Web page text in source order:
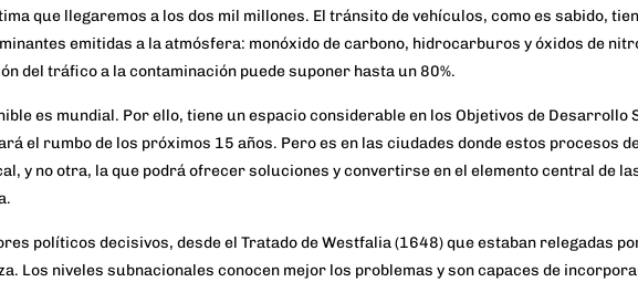
que llegaremos a los dos mil millones. El tránsito de vehículos, como es sabido,
emitidas a la atmósfera: monóxido de carbono, hidrocarburos y óxidos de
del tráfico a la contaminación puede suponer hasta un 80%.
es mundial. Por ello, tiene un espacio considerable en los Objetivos de Desarrollo
el rumbo de los próximos 15 años. Pero es en las ciudades donde estos procesos
y no otra, la que podrá ofrecer soluciones y convertirse en el elemento central de
.
políticos decisivos, desde el Tratado de Westfalia(1648) que estaban relegadas
Los niveles subnacionales conocen mejor los problemas y son capaces de